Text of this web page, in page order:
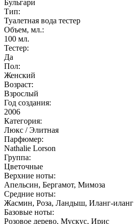
Бульгари
Тип:
Туалетная вода тестер
Объем, мл.:
100 мл.
Тестер:
Да
Пол:
Женский
Возраст:
Взрослый
Год создания:
2006
Категория:
Люкс / Элитная
Парфюмер:
Nathalie Lorson
Группа:
Цветочные
Верхние ноты:
Апельсин, Бергамот, Мимоза
Средние ноты:
Жасмин, Роза, Ландыш, Иланг-иланг
Базовые ноты:
Розовое дерево, Мускус, Ирис